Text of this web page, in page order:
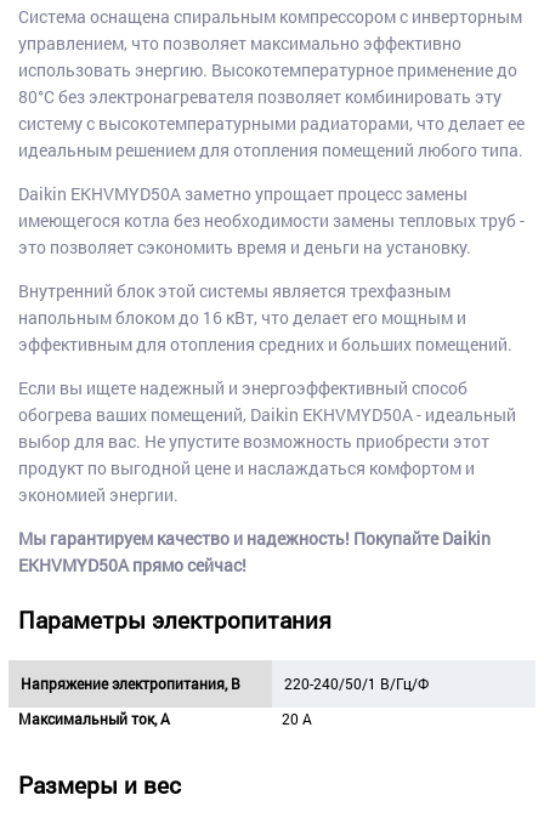
Система оснащена спиральным компрессором с инверторным
управлением, что позволяет максимально эффективно
использовать энергию. Высокотемпературное применение до
80°C без электронагревателя позволяет комбинировать эту
систему с высокотемпературными радиаторами, что делает ее
идеальным решением для отопления помещений любого типа.
Daikin EKHVMYD50A заметно упрощает процесс замены
имеющегося котла без необходимости замены тепловых труб -
это позволяет сэкономить время и деньги на установку.
Внутренний блок этой системы является трехфазным
напольным блоком до 16 кВт, что делает его мощным и
эффективным для отопления средних и больших помещений.
Если вы ищете надежный и энергоэффективный способ
обогрева ваших помещений, Daikin EKHVMYD50A - идеальный
выбор для вас. Не упустите возможность приобрести этот
продукт по выгодной цене и наслаждаться комфортом и
экономией энергии.
Мы гарантируем качество и надежность! Покупайте Daikin
EKHVMYD50A прямо сейчас!
Параметры электропитания
Напряжение электропитания, В
220-240/50/1 В/Гц/Ф
Максимальный ток, А
20 А
Размеры и вес